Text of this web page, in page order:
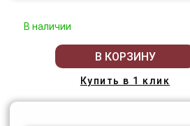
В наличии
В КОРЗИНУ
Купить в 1 клик